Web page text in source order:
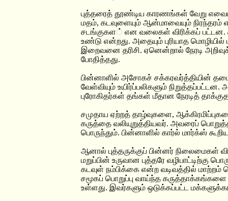
புத்தரைத் தூண்டிய காரணங்கள் வேறு
மதம், கடவுளையும் ஆன்மாவையும்
சடங்குகள் என வலைகள் விரிக்கப் பட்டன.
உண்டு என்றது. அதையும் புரியாத
இறைவனை தரிசி. ஏனென்றால் நேரடி
போதித்தது.
பின்னாளில் அசோகச் சக்கரவர்த்தியின்
வேள்வியும் உயிர்ப்பலிகளும்
புரோகிதர்கள் தங்கள் மீதான நேரடித்
சமுதாய ஏற்றத் தாழ்வுகளை,
கருத்தை வலியுறுத்தியவர். அவரைப்
பொருந்தும். பின்னாளில் கார்ல் மார்க்ஸ்
ஆனால் புத்தருக்குப் பின்னர் நிலைமைகள்
மறுப்பின் உருவான புத்தரே
கடவுள் நம்பிக்கை என்ற வடிவத்தில் மாற்றம்
சமூகப் பொறுப்பு வாய்ந்த கருத்தாக்கங்களை
உள்ளது. இவர்களும் ஒடுக்கப்பட்ட